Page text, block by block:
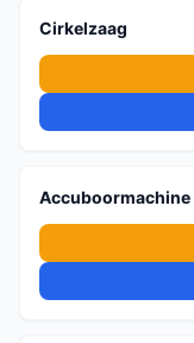
Cirkelzaag
Accuboormachine